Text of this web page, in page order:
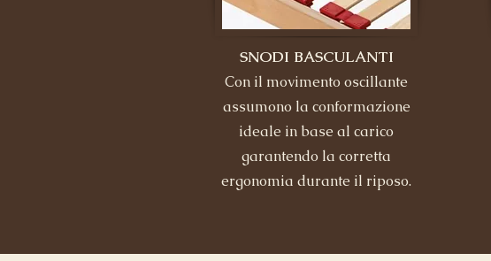
SNODI BASCULANTI
Con il movimento oscillante
assumono la conformazione
ideale in base al carico
garantendo la corretta
ergonomia durante il riposo.